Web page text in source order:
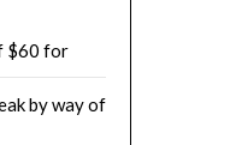
$60 for
by way of